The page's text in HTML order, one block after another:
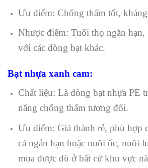
Ưu điểm: Chống thấm tốt, kháng
Nhược điểm: Tuổi thọ ngắn hạn,
với các dòng bạt khác.
Bạt nhựa xanh cam:
Chất liệu: Là dòng bạt nhựa PE
năng chống thấm tương đối.
Ưu điểm: Giá thành rẻ, phù hợp
cá ngắn hạn hoặc nuôi ốc, nuôi
mua được dù ở bất cứ khu vực